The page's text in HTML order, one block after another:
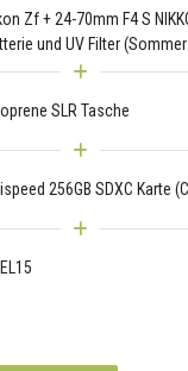
Zf + 24-70mm F4 S
und UV Filter
SLR Tasche
256GB SDXC Karte